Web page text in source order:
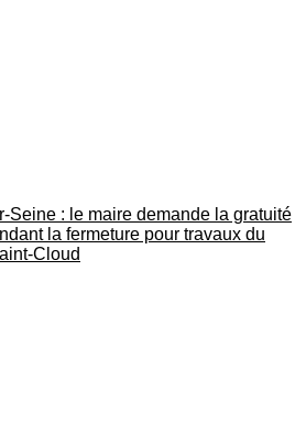
Seine : le maire demande la gratuité
la fermeture pour travaux du
Cloud